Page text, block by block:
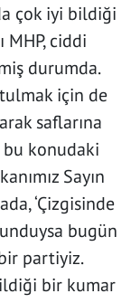
çok iyi bildiği
MHP, ciddi
durumda.
için de
saflarına
bu konudaki
Sayın
‘Çizgisinde
bugün
partiyiz.
bir kumar